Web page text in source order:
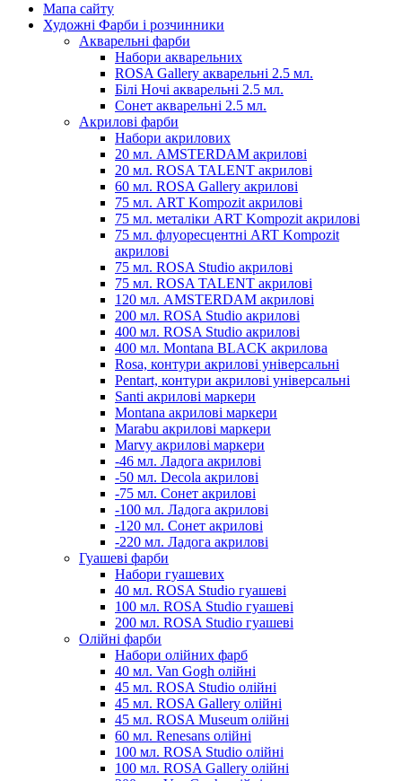
Мапа сайту
Художні Фарби і розчинники
Акварельні фарби
Набори акварельних
ROSA Gallery акварельні 2.5 мл.
Білі Ночі акварельні 2.5 мл.
Сонет акварельні 2.5 мл.
Акрилові фарби
Набори акрилових
20 мл. AMSTERDAM акрилові
20 мл. ROSA TALENT акрилові
60 мл. ROSA Gallery акрилові
75 мл. ART Kompozit акрилові
75 мл. металіки ART Kompozit акрилові
75 мл. флуоресцентні ART Kompozit
акрилові
75 мл. ROSA Studio акрилові
75 мл. ROSA TALENT акрилові
120 мл. AMSTERDAM акрилові
200 мл. ROSA Studio акрилові
400 мл. ROSA Studio акрилові
400 мл. Montana BLACK акрилова
Rosa, контури акрилові універсальні
Pentart, контури акрилові універсальні
Santi акрилові маркери
Montana акрилові маркери
Marabu акрилові маркери
Marvy акрилові маркери
-46 мл. Ладога акрилові
-50 мл. Decola акрилові
-75 мл. Сонет акрилові
-100 мл. Ладога акрилові
-120 мл. Сонет акрилові
-220 мл. Ладога акрилові
Гуашеві фарби
Набори гуашевих
40 мл. ROSA Studio гуашеві
100 мл. ROSA Studio гуашеві
200 мл. ROSA Studio гуашеві
Олійні фарби
Набори олійних фарб
40 мл. Van Gogh олійні
45 мл. ROSA Studio олійні
45 мл. ROSA Gallery олійні
45 мл. ROSA Museum олійні
60 мл. Renesans олійні
100 мл. ROSA Studio олійні
100 мл. ROSA Gallery олійні